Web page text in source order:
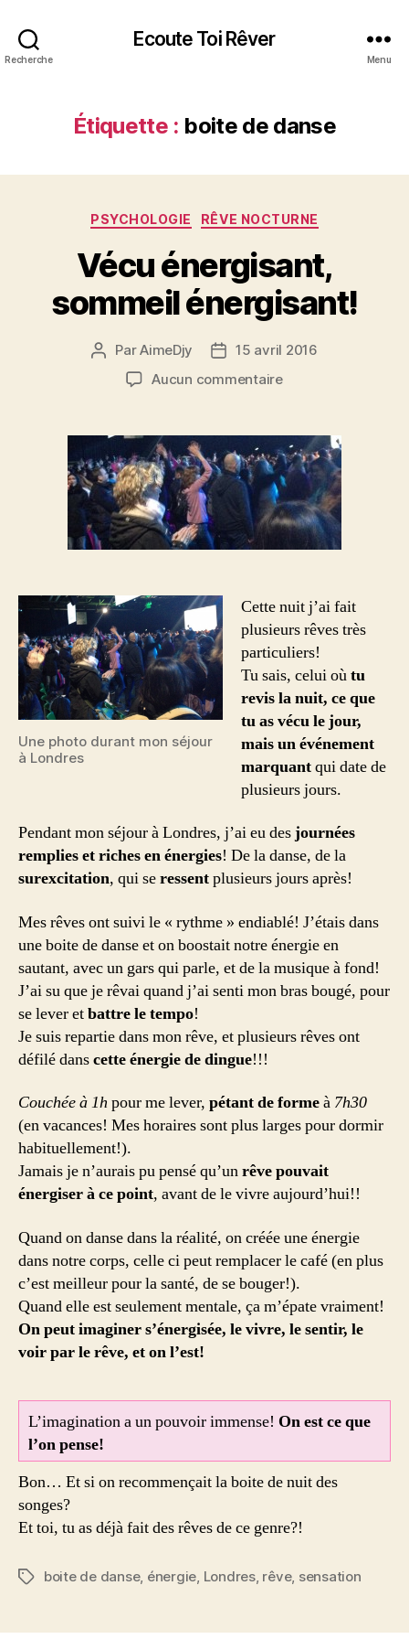
Recherche
Ecoute Toi Rêver
Menu
Étiquette : boite de danse
Catégories
PSYCHOLOGIE RÊVE NOCTURNE
Vécu énergisant,
sommeil énergisant!
Auteur
l’article
ParAimeDjy
Date15 avril 2016
Aucun commentairesur
sommeil
énergisant!
Une photo durant mon séjour
à Londres
Cette nuit j’ai fait
plusieurs rêves très
particuliers!
Tu sais, celui oùtu
revis la nuit, ce que
tu as vécu le jour,
mais un événement
marquantqui date de
plusieurs jours.
Pendant mon séjour à Londres, j’ai eu desjournées
remplies et riches en énergies! De la danse, de la
surexcitation, qui seressentplusieurs jours après!
Mes rêves ont suivi le « rythme » endiablé! J’étais dans
une boite de danse et on boostait notre énergie en
sautant, avec un gars qui parle, et de la musique à fond!
J’ai su que je rêvai quand j’ai senti mon bras bougé, pour
se lever etbattre le tempo!
Je suis repartie dans mon rêve, et plusieurs rêves ont
défilé danscette énergie de dingue!!!
Couchée à 1h pour me lever, pétant de formeà 7h30
(en vacances! Mes horaires sont plus larges pour dormir
habituellement!).
Jamais je n’aurais pu pensé qu’unrêve pouvait
énergiser à ce point, avant de le vivre aujourd’hui!!
Quand on danse dans la réalité, on créée une énergie
dans notre corps, celle ci peut remplacer le café (en plus
c’est meilleur pour la santé, de se bouger!).
Quand elle est seulement mentale, ça m’épate vraiment!
On peut imaginer s’énergisée, le vivre, le sentir, le
voir par le rêve, et on l’est!
L’imagination a un pouvoir immense! On est ce que
l’on pense!
Bon… Et si on recommençait la boite de nuit des
songes?
Et toi, tu as déjà fait des rêves de ce genre?!
Étiquettes
boite de danse, énergie Londres, rêve, sensation